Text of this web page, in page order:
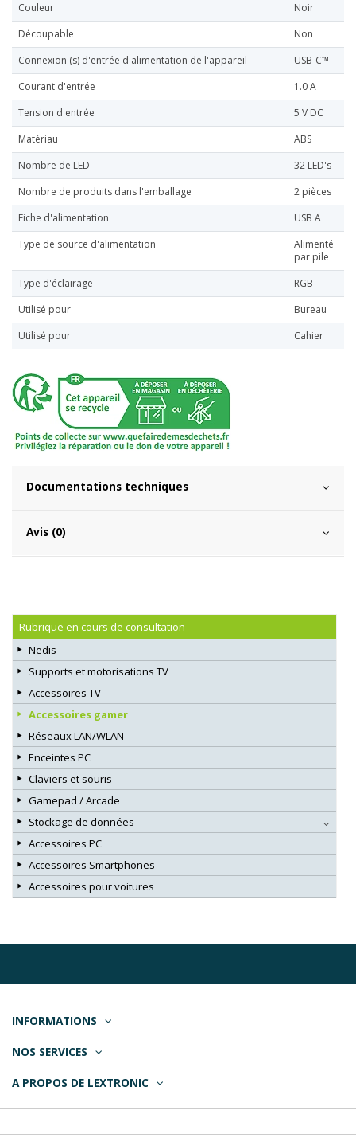
Couleur
Noir
Découpable
Non
Connexion (s) d'entrée d'alimentation de l'appareil
USB-C™
Courant d'entrée
1.0 A
Tension d'entrée
5 V DC
Matériau
ABS
Nombre de LED
32 LED's
Nombre de produits dans l'emballage
2 pièces
Fiche d'alimentation
USB A
Type de source d'alimentation
Alimenté
par pile
Type d'éclairage
RGB
Utilisé pour
Bureau
Utilisé pour
Cahier
Documentations techniques
Avis (0)
Rubrique en cours de consultation
Nedis
Supports et motorisations TV
Accessoires TV
Accessoires gamer
Réseaux LAN/WLAN
Enceintes PC
Claviers et souris
Gamepad / Arcade
Stockage de données
Accessoires PC
Accessoires Smartphones
Accessoires pour voitures
INFORMATIONS
NOS SERVICES
A PROPOS DE LEXTRONIC